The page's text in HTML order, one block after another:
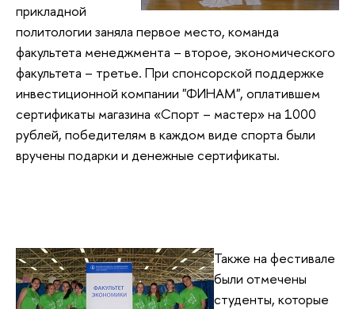
прикладной
политологии заняла первое место, команда
факультета менеджмента – второе, экономического
факультета – третье. При спонсорской поддержке
инвестиционной компании "ФИНАМ", оплатившем
сертификаты магазина «Спорт – мастер» на 1000
рублей, победителям в каждом виде спорта были
вручены подарки и денежные сертификаты.
Также на фестивале
были отмечены
студенты, которые